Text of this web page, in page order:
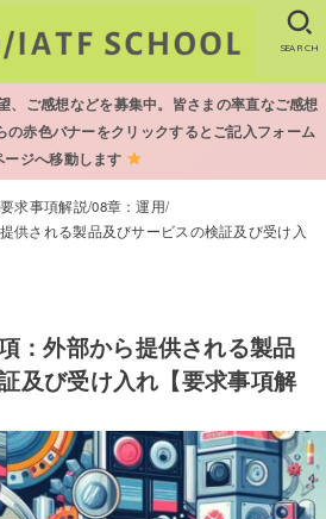
SEARCH
、ご感想などを募集中。皆さまの率直なご感想
の赤色バナーをクリックするとご記入フォーム
ージへ移動します
求事項解説 08章：運用
供される製品及びサービスの検証及び受け入
：外部から提供される製品
及び受け入れ【要求事項解